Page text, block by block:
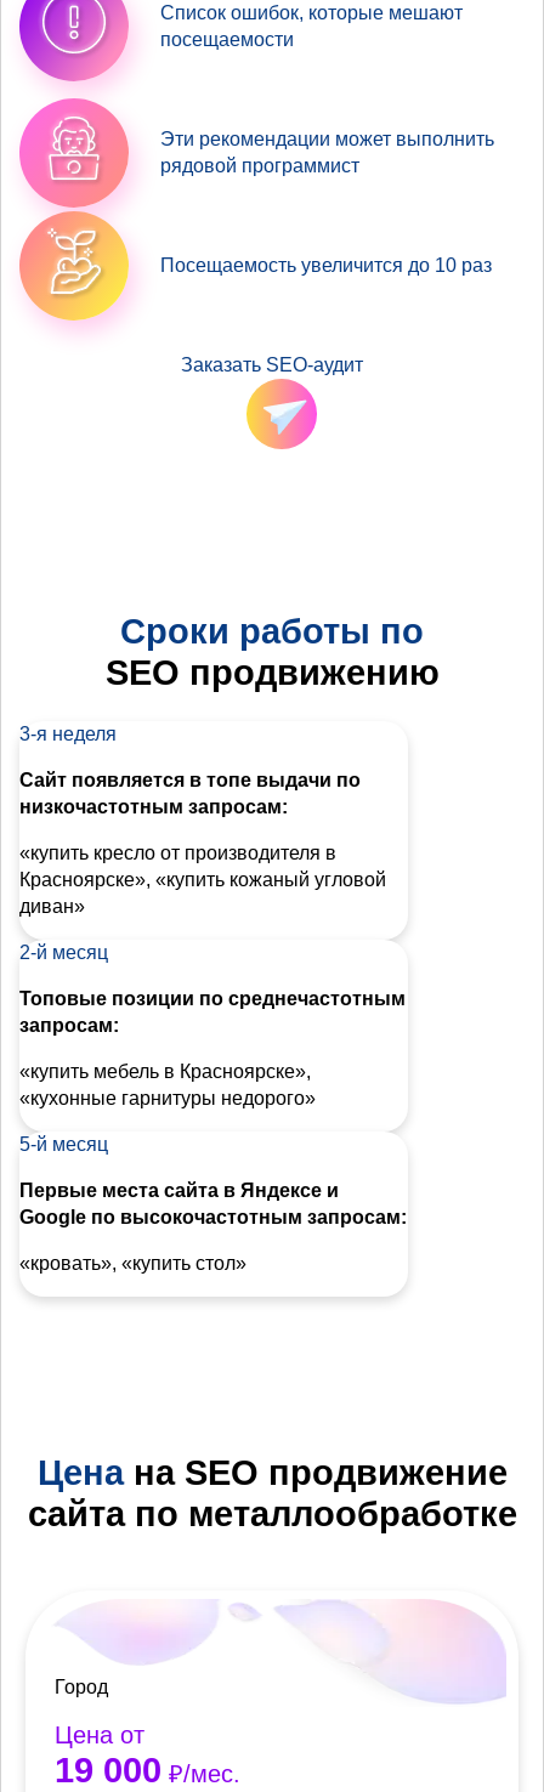
Список ошибок, которые мешают
посещаемости
Эти рекомендации может выполнить
рядовой программист
Посещаемость увеличится до 10 раз
Заказать SEO-аудит
Сроки работы по
SEO продвижению
3-я неделя
Сайт появляется в топе выдачи по
низкочастотным запросам:
«купить кресло от производителя в
Красноярске», «купить кожаный угловой
диван»
2-й месяц
Топовые позиции по среднечастотным
запросам:
«купить мебель в Красноярске»,
«кухонные гарнитуры недорого»
5-й месяц
Первые места сайта в Яндексе и
Google по высокочастотным запросам:
«кровать», «купить стол»
Ценана SEO продвижение
сайта по металлообработке
Город
Цена от
19 000 ₽/мес.